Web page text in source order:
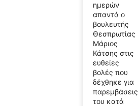
ημερών
απαντά ο
βουλευτής
Θεσπρωτίας
Μάριος
Κάτσης στις
ευθείες
βολές που
δέχθηκε για
παρεμβάσεις
του κατά